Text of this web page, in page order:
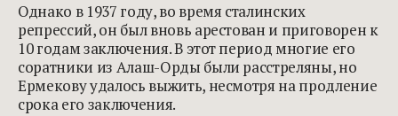
Однако в 1937 году, во время сталинских
репрессий, он был вновь арестован и приговорен к
10 годам заключения. В этот период многие его
соратники из Алаш-Орды были расстреляны, но
Ермекову удалось выжить, несмотря на продление
срока его заключения.